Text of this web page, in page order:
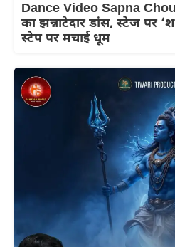
Dance Video Sapna
का झन्नाटेदार डांस, स्टेज पर
स्टेप पर मचाई धूम